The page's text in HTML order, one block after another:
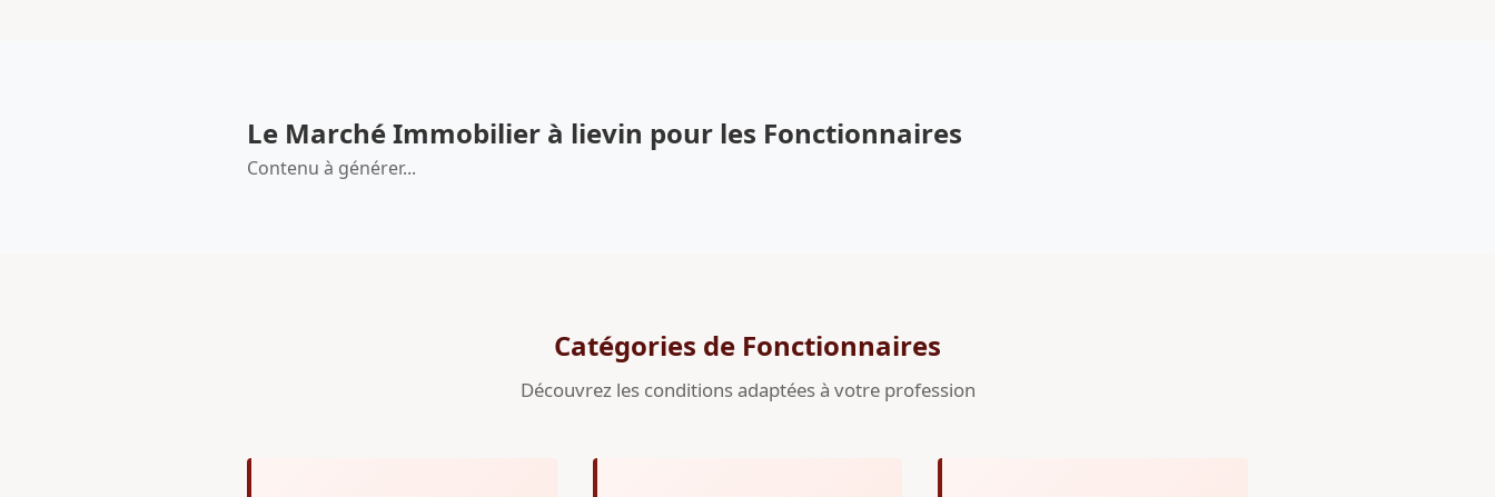
Le Marché Immobilier à lievin pour les Fonctionnaires
Contenu à générer...
Catégories de Fonctionnaires
Découvrez les conditions adaptées à votre profession